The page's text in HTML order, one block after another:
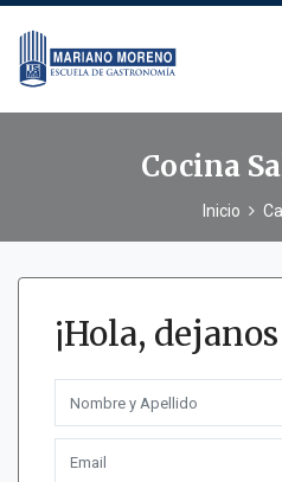
Cocina
Inicio
¡Hola,